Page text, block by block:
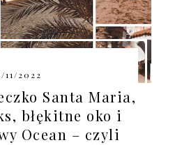
11/2022
Santa Maria,
błękitne oko i
Ocean – czyli